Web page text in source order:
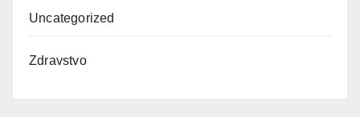
Uncategorized
Zdravstvo